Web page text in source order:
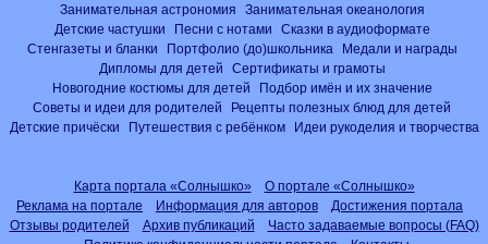
Занимательная астрономия
Занимательная океанология
Детские частушки
Песни с нотами
Сказки в аудиоформате
Стенгазеты и бланки
Портфолио (до)школьника
Медали и награды
Дипломы для детей
Сертификаты и грамоты
Новогодние костюмы для детей
Подбор имён и их значение
Советы и идеи для родителей
Рецепты полезных блюд для детей
Детские причёски
Путешествия с ребёнком Идеи рукоделия и творчества
Карта портала «Солнышко»
О портале «Солнышко»
Реклама на портале
Информация для авторов
Достижения портала
Отзывы родителей
Архив публикаций
Часто задаваемые вопросы (FAQ)